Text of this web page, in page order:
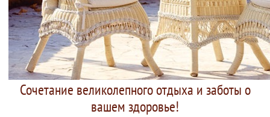
Сочетание великолепного отдыха и заботы о
вашем здоровье!